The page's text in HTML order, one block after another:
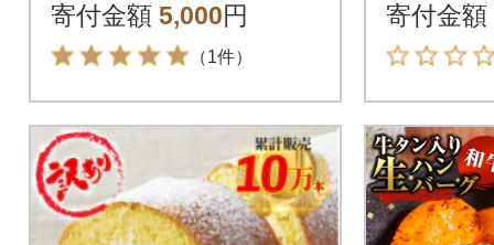
ド約2.5kg 家庭用 訳
あり
寄付金額 5,000円
（1件）
寄付金額